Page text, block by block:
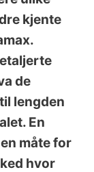
kjente
de
lengden
En
måte for
hvor